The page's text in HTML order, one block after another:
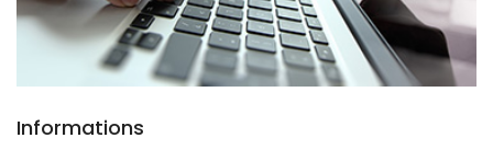
Informations